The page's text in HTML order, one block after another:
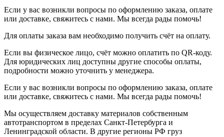
Если у вас возникли вопросы по оформлению заказа, оплате
или доставке, свяжитесь с нами. Мы всегда рады помочь!
Для оплаты заказа вам необходимо получить счёт на оплату.
Если вы физическое лицо, счёт можно оплатить по QR-коду.
Для юридических лиц доступны другие способы оплаты,
подробности можно уточнить у менеджера.
Если у вас возникли вопросы по оформлению заказа, оплате
или доставке, свяжитесь с нами. Мы всегда рады помочь!
Мы осуществляем доставку материалов собственным
автотранспортом в пределах Санкт-Петербурга и
Ленинградской области. В другие регионы РФ груз